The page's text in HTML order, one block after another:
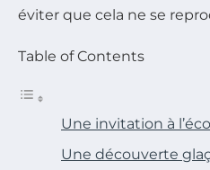
éviter que cela ne se
Table of Contents
Une invitation à
Une découverte